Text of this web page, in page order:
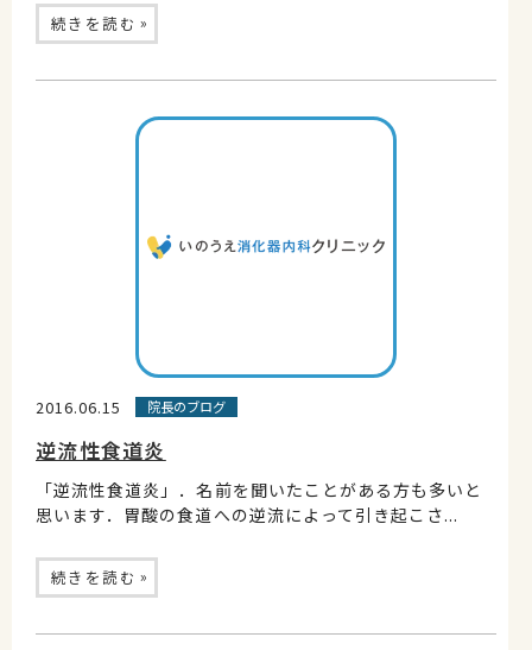
続きを読む »
2016.06.15 院長のブログ
逆流性食道炎
「逆流性食道炎」．名前を聞いたことがある方も多いと
思います．胃酸の食道への逆流によって引き起こさ...
続きを読む »